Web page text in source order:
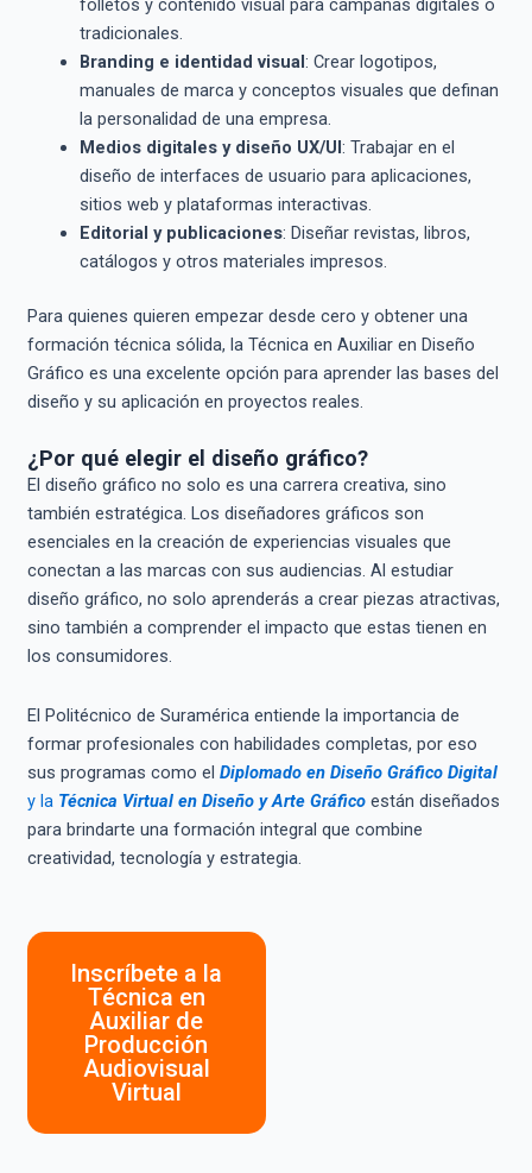
folletos y contenido visual para campañas digitales o
tradicionales.
Branding e identidad visual: Crear logotipos,
manuales de marca y conceptos visuales que definan
la personalidad de una empresa.
Medios digitales y diseño UX/UI: Trabajar en el
diseño de interfaces de usuario para aplicaciones,
sitios web y plataformas interactivas.
Editorial y publicaciones: Diseñar revistas, libros,
catálogos y otros materiales impresos.
Para quienes quieren empezar desde cero y obtener una
formación técnica sólida, la Técnica en Auxiliar en Diseño
Gráfico es una excelente opción para aprender las bases del
diseño y su aplicación en proyectos reales.
¿Por qué elegir el diseño gráfico?
El diseño gráfico no solo es una carrera creativa, sino
también estratégica. Los diseñadores gráficos son
esenciales en la creación de experiencias visuales que
conectan a las marcas con sus audiencias. Al estudiar
diseño gráfico, no solo aprenderás a crear piezas atractivas,
sino también a comprender el impacto que estas tienen en
los consumidores.
El Politécnico de Suramérica entiende la importancia de
formar profesionales con habilidades completas, por eso
sus programas como el Diplomado en Diseño Gráfico Digital
y la Técnica Virtual en Diseño y Arte Gráficoestán diseñados
para brindarte una formación integral que combine
creatividad, tecnología y estrategia.
Inscríbete a la
Técnica en
Auxiliar de
Producción
Audiovisual
Virtual